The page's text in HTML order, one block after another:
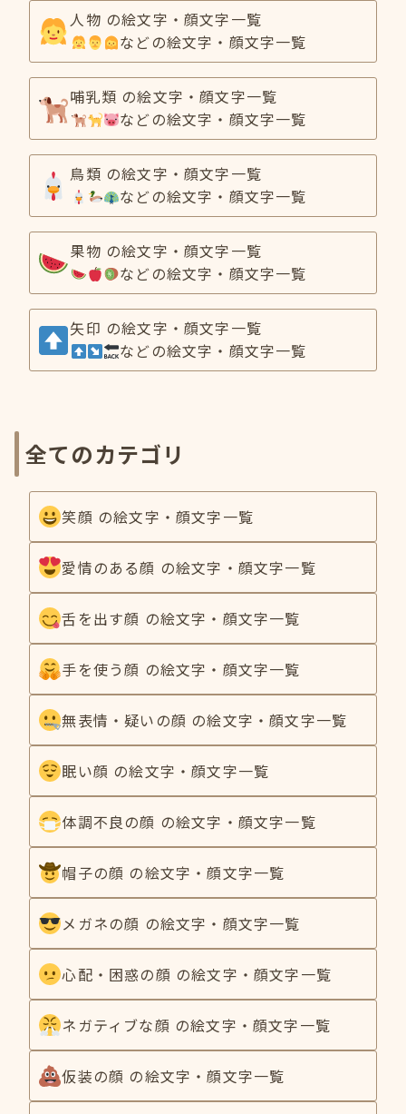
人物 の絵文字・顔文字一覧
などの絵文字・顔文字一覧
哺乳類 の絵文字・顔文字一覧
などの絵文字・顔文字一覧
鳥類 の絵文字・顔文字一覧
などの絵文字・顔文字一覧
果物 の絵文字・顔文字一覧
などの絵文字・顔文字一覧
矢印 の絵文字・顔文字一覧
などの絵文字・顔文字一覧
全てのカテゴリ
笑顔 の絵文字・顔文字一覧
愛情のある顔 の絵文字・顔文字一覧
舌を出す顔 の絵文字・顔文字一覧
手を使う顔 の絵文字・顔文字一覧
無表情・疑いの顔 の絵文字・顔文字一覧
眠い顔 の絵文字・顔文字一覧
体調不良の顔 の絵文字・顔文字一覧
帽子の顔 の絵文字・顔文字一覧
メガネの顔 の絵文字・顔文字一覧
心配・困惑の顔 の絵文字・顔文字一覧
ネガティブな顔 の絵文字・顔文字一覧
仮装の顔 の絵文字・顔文字一覧